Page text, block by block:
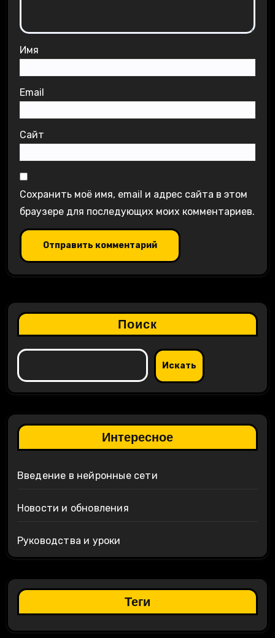
Имя
Email
Сайт
Сохранить моё имя, email и адрес сайта в этом
браузере для последующих моих комментариев.
Поиск
Искать
Интересное
Введение в нейронные сети
Новости и обновления
Руководства и уроки
Теги